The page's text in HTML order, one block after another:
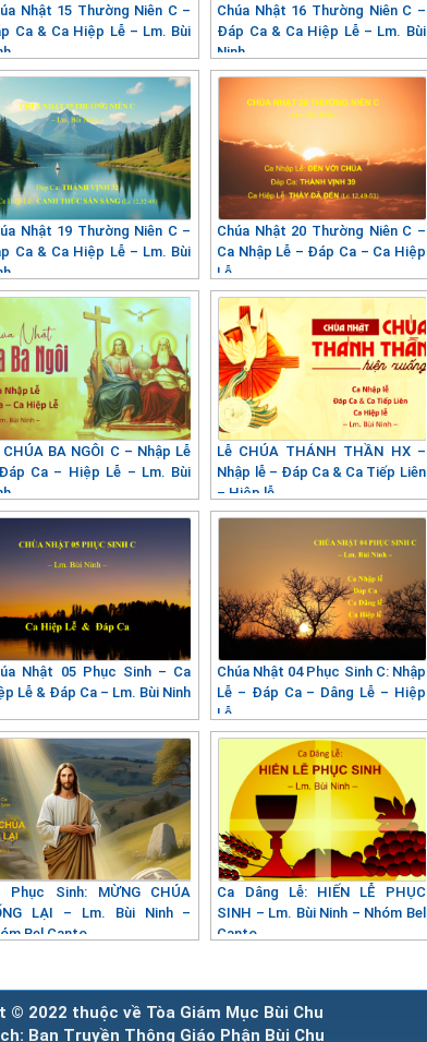
Nhật 15 Thường Niên C –
Ca & Ca Hiệp Lễ – Lm. Bùi
Chúa Nhật 16 Thường Niên C –
Đáp Ca & Ca Hiệp Lễ – Lm. Bùi
Ninh
Nhật 19 Thường Niên C –
Ca & Ca Hiệp Lễ – Lm. Bùi
Chúa Nhật 20 Thường Niên C –
Ca Nhập Lễ – Đáp Ca – Ca Hiệp
Lễ
CHÚA BA NGÔI C – Nhập Lễ
Ca – Hiệp Lễ – Lm. Bùi
Lễ CHÚA THÁNH THẦN HX –
Nhập lễ – Đáp Ca & Ca Tiếp Liên
– Hiệp lễ
Nhật 05 Phục Sinh – Ca
Lễ & Đáp Ca – Lm. Bùi Ninh
Chúa Nhật 04 Phục Sinh C: Nhập
Lễ – Đáp Ca – Dâng Lễ – Hiệp
Lễ
Phục Sinh: MỪNG CHÚA
LẠI – Lm. Bùi Ninh –
Bel Canto
Ca Dâng Lễ: HIẾN LỄ PHỤC
SINH – Lm. Bùi Ninh – Nhóm Bel
Canto
© 2022 thuộc về Tòa Giám Mục Bùi Chu
Ban Truyền Thông Giáo Phận Bùi Chu